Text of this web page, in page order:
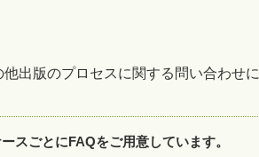
出版のプロセスに関する問い合わせに
スごとにFAQをご用意しています。